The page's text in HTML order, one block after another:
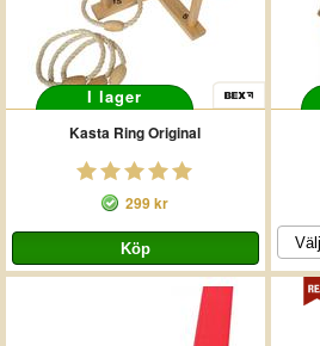
I lager
Kasta Ring Original
299 kr